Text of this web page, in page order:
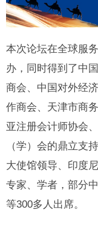
本次论坛在全球服
办，同时得到了中
商会、中国对外经
作商会、天津市商
亚注册会计师协会
（学）会的鼎立支
大使馆领导、印度
专家、学者，部分
等300多人出席。